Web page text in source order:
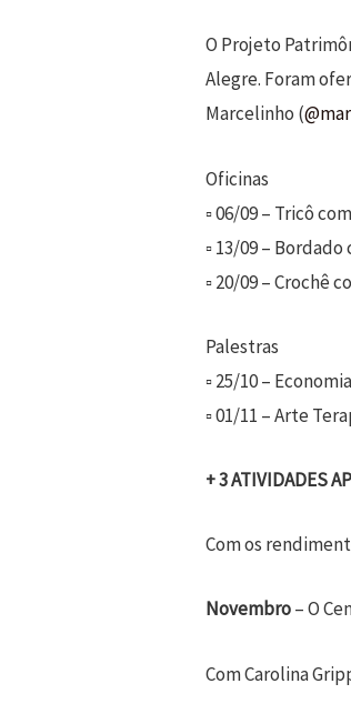
O Projeto
Alegre. Foram
Marcelinho (
Oficinas
▫️ 06/09 – Tricô
▫️ 13/09 –
▫️ 20/09 – Crochê
Palestras
▫️ 25/10 –
▫️ 01/11 – Arte
+ 3 ATIVIDADES
Com os
Novembro– O
Com Carolina